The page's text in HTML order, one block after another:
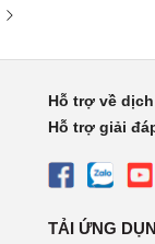
Hỗ trợ về
Hỗ trợ giải
TẢI ỨNG